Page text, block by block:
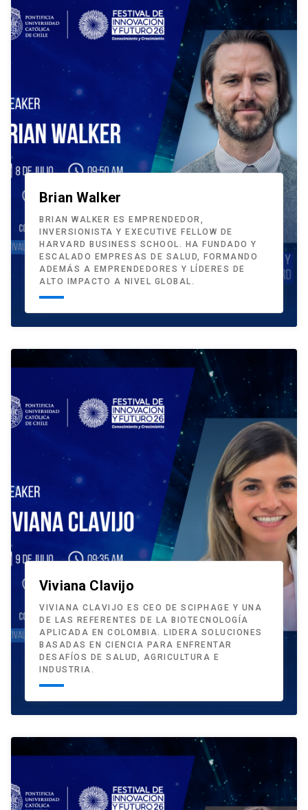
Brian Walker
BRIAN WALKER ES EMPRENDEDOR,
INVERSIONISTA Y EXECUTIVE FELLOW DE
HARVARD BUSINESS SCHOOL. HA FUNDADO Y
ESCALADO EMPRESAS DE SALUD, FORMANDO
ADEMÁS A EMPRENDEDORES Y LÍDERES DE
ALTO IMPACTO A NIVEL GLOBAL.
Viviana Clavijo
VIVIANA CLAVIJO ES CEO DE SCIPHAGE Y UNA
DE LAS REFERENTES DE LA BIOTECNOLOGÍA
APLICADA EN COLOMBIA. LIDERA SOLUCIONES
BASADAS EN CIENCIA PARA ENFRENTAR
DESAFÍOS DE SALUD, AGRICULTURA E
INDUSTRIA.